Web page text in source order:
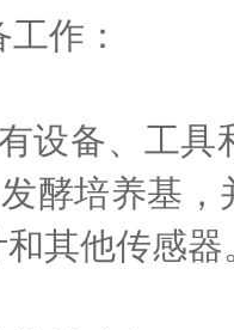
作：
备、工具
酵培养基
其他传感器